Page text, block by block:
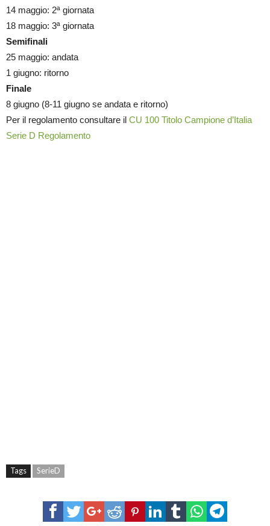
14 maggio: 2ª giornata
18 maggio: 3ª giornata
Semifinali
25 maggio: andata
1 giugno: ritorno
Finale
8 giugno (8-11 giugno se andata e ritorno)
Per il regolamento consultare il CU 100 Titolo Campione d’Italia
Serie D Regolamento
Tags SerieD